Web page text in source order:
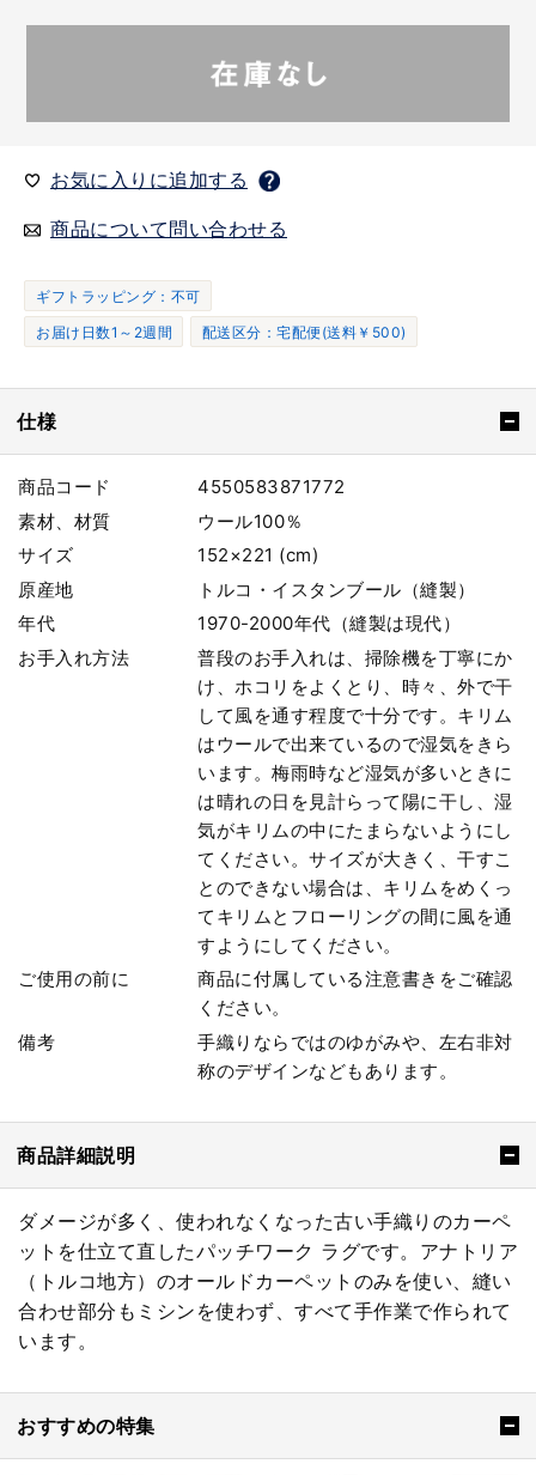
お気に入りに追加する
商品について問い合わせる
ギフトラッピング：不可
お届け日数1～2週間
配送区分：宅配便(送料￥500)
仕様
商品コード
4550583871772
素材、材質
ウール100％
サイズ
152×221 (cm)
原産地
トルコ・イスタンブール（縫製）
年代
1970-2000年代（縫製は現代）
お手入れ方法
普段のお手入れは、掃除機を丁寧にか
け、ホコリをよくとり、時々、外で干
して風を通す程度で十分です。キリム
はウールで出来ているので湿気をきら
います。梅雨時など湿気が多いときに
は晴れの日を見計らって陽に干し、湿
気がキリムの中にたまらないようにし
てください。サイズが大きく、干すこ
とのできない場合は、キリムをめくっ
てキリムとフローリングの間に風を通
すようにしてください。
ご使用の前に
商品に付属している注意書きをご確認
ください。
備考
手織りならではのゆがみや、左右非対
称のデザインなどもあります。
商品詳細説明
ダメージが多く、使われなくなった古い手織りのカーペ
ットを仕立て直したパッチワーク ラグです。アナトリア
（トルコ地方）のオールドカーペットのみを使い、縫い
合わせ部分もミシンを使わず、すべて手作業で作られて
います。
おすすめの特集